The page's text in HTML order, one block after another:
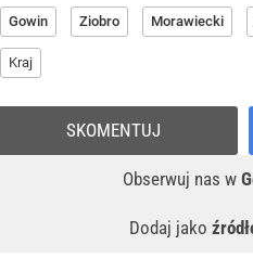
Gowin Ziobro Morawiecki
Kraj
Obserwuj nas w
Dodaj jako
SKOMENTUJ